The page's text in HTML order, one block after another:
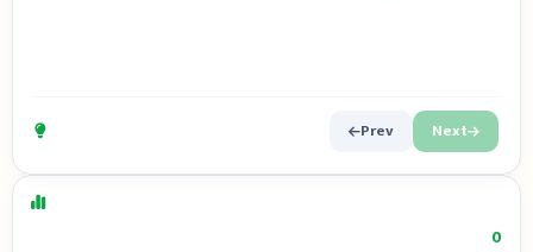
Prev Next
0